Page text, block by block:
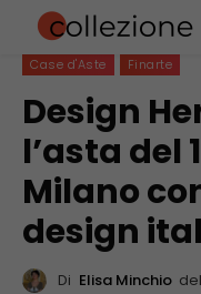
Case d'Aste Finarte
Design
l’asta del
Milano
design
Di Elisa Minchio del